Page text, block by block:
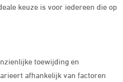
keuze is voor iedereen die op
toewijding en
afhankelijk van factoren